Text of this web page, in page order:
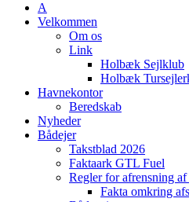
A
Velkommen
Om os
Link
Holbæk Sejlklub
Holbæk
Havnekontor
Beredskab
Nyheder
Bådejer
Takstblad 2026
Faktaark GTL Fuel
Regler for afrensning
Fakta omkring